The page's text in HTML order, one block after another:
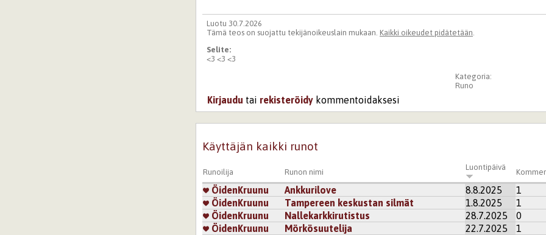
Luotu 30.7.2026
Tämä teos on suojattu tekijänoikeuslain mukaan. Kaikki oikeudet pidätetään
Selite:
<3 <3 <3
Kategoria:
Runo
Kirjaudu tai rekisteröidy kommentoidaksesi
Käyttäjän kaikki runot
Runoilija Runon nimi
Luontipäivä
ÖidenKruunu Ankkurilove 8.8.2025 1
ÖidenKruunu
Tampereen keskustan silmät 1.8.2025 1
ÖidenKruunu
Nallekarkkirutistus 28.7.2025 0
ÖidenKruunu
Mörkösuutelija 22.7.2025 1